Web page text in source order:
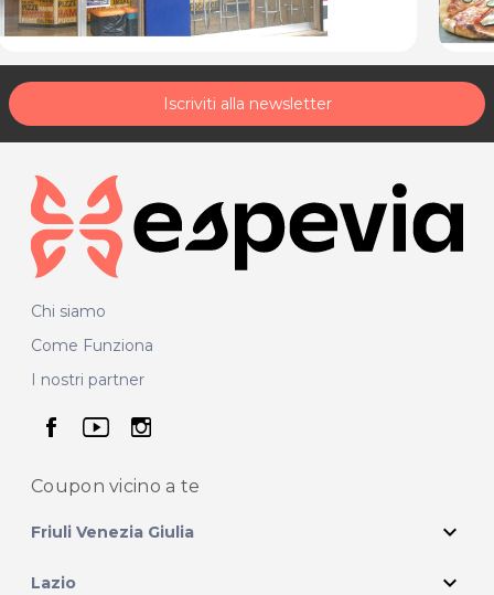
Iscriviti alla newsletter
Chi siamo
Come Funziona
I nostri partner
seguici su facebook
seguici su youtube
seguici su instagram
Coupon vicino a te
Friuli Venezia Giulia expand_more
Lazio expand_more